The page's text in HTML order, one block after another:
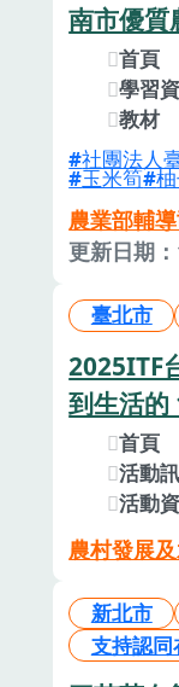
南市優質
首頁
學習
教材
社團法人
玉米筍
農業部輔
更新日期
臺北市
2025ITF
到生活的
首頁
活動
活動
農村發展
新北市
支持認